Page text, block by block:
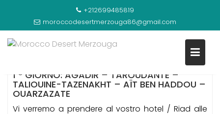
content
+212699485819
moroccodesertmerzouga86@gmail.com
AGADIR MERZOUGA 6 GIORNI DI VIAGGIO
1 ° GIORNO: AGADIR – TAROUDANTE –
TALIOUINE-TAZENAKHT – AÏT BEN HADDOU –
OUARZAZATE
Vi verremo a prendere al vostro hotel / Riad alle